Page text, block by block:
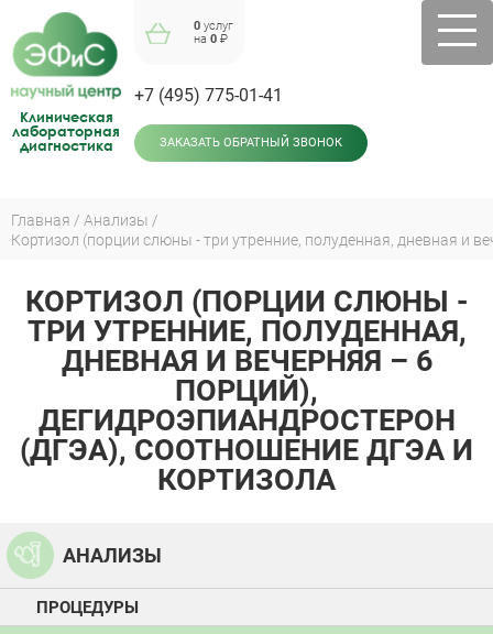
navigation
Клиническая
лабораторная
диагностика
0 услуг
на0 ₽
+7 (495) 775-01-41
ЗАКАЗАТЬ ОБРАТНЫЙ ЗВОНОК
Вы
Главная Анализы
Back
КОРТИЗОЛ (ПОРЦИИ СЛЮНЫ -
ТРИ УТРЕННИЕ, ПОЛУДЕННАЯ,
ДНЕВНАЯ И ВЕЧЕРНЯЯ – 6
ПОРЦИЙ),
ДЕГИДРОЭПИАНДРОСТЕРОН
(ДГЭА), СООТНОШЕНИЕ ДГЭА И
КОРТИЗОЛА
АНАЛИЗЫ
ПРОЦЕДУРЫ